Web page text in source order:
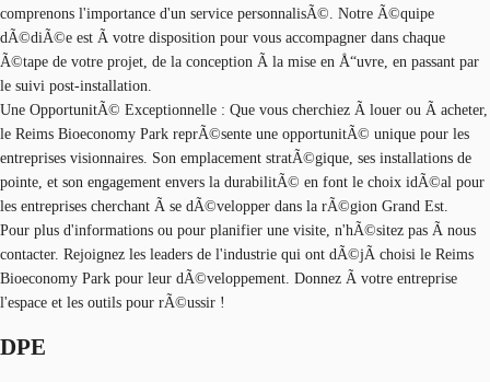
comprenons l'importance d'un service personnalisÃ©. Notre Ã©quipe
dÃ©diÃ©e est Ã votre disposition pour vous accompagner dans chaque
Ã©tape de votre projet, de la conception Ã la mise en Å“uvre, en passant par
le suivi post-installation.
Une OpportunitÃ© Exceptionnelle : Que vous cherchiez Ã louer ou Ã acheter,
le Reims Bioeconomy Park reprÃ©sente une opportunitÃ© unique pour les
entreprises visionnaires. Son emplacement stratÃ©gique, ses installations de
pointe, et son engagement envers la durabilitÃ© en font le choix idÃ©al pour
les entreprises cherchant Ã se dÃ©velopper dans la rÃ©gion Grand Est.
Pour plus d'informations ou pour planifier une visite, n'hÃ©sitez pas Ã nous
contacter. Rejoignez les leaders de l'industrie qui ont dÃ©jÃ choisi le Reims
Bioeconomy Park pour leur dÃ©veloppement. Donnez Ã votre entreprise
l'espace et les outils pour rÃ©ussir !
DPE